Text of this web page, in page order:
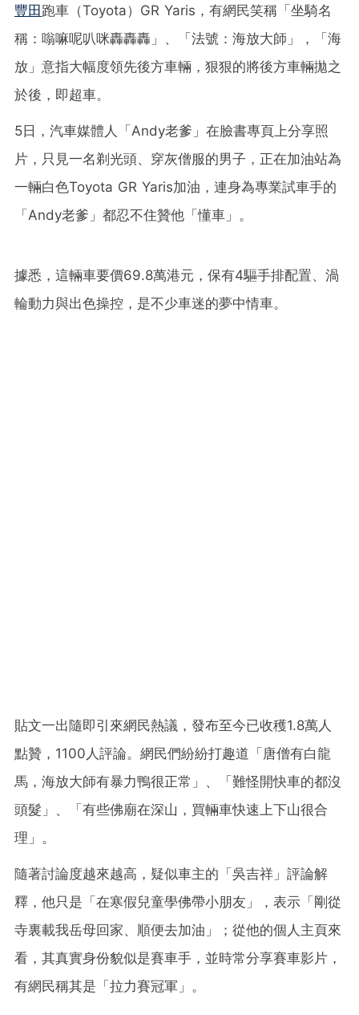
豐田跑車（Toyota）GR Yaris，有網民笑稱「坐騎名
稱：嗡嘛呢叭咪轟轟轟」、「法號：海放大師」，「海
放」意指大幅度領先後方車輛，狠狠的將後方車輛拋之
於後，即超車。
5日，汽車媒體人「Andy老爹」在臉書專頁上分享照
片，只見一名剃光頭、穿灰僧服的男子，正在加油站為
一輛白色Toyota GR Yaris加油，連身為專業試車手的
「Andy老爹」都忍不住贊他「懂車」。
據悉，這輛車要價69.8萬港元，保有4驅手排配置、渦
輪動力與出色操控，是不少車迷的夢中情車。
貼文一出隨即引來網民熱議，發布至今已收穫1.8萬人
點贊，1100人評論。網民們紛紛打趣道「唐僧有白龍
馬，海放大師有暴力鴨很正常」、「難怪開快車的都沒
頭髮」、「有些佛廟在深山，買輛車快速上下山很合
理」。
隨著討論度越來越高，疑似車主的「吳吉祥」評論解
釋，他只是「在寒假兒童學佛帶小朋友」，表示「剛從
寺裏載我岳母回家、順便去加油」；從他的個人主頁來
看，其真實身份貌似是賽車手，並時常分享賽車影片，
有網民稱其是「拉力賽冠軍」。